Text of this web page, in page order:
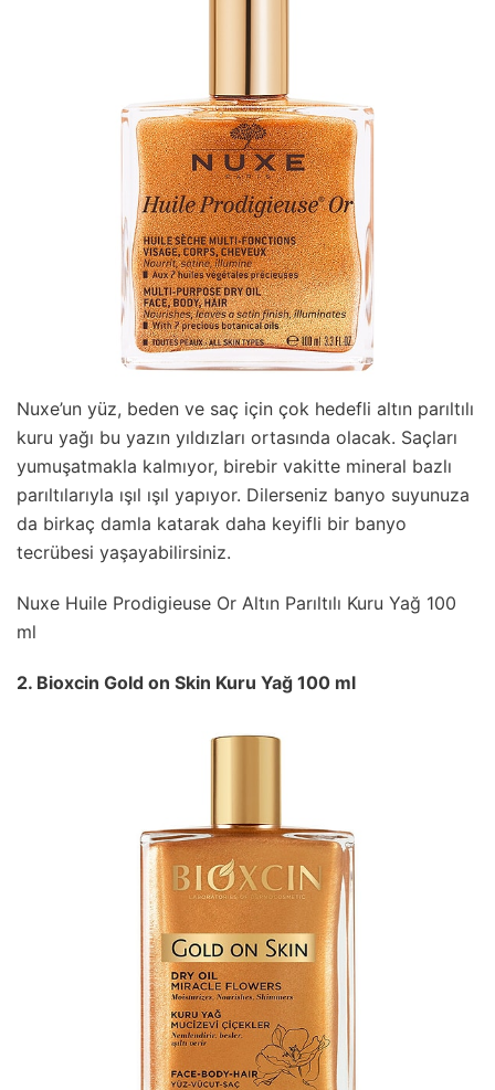
Nuxe’un yüz, beden ve saç için çok hedefli altın parıltılı
kuru yağı bu yazın yıldızları ortasında olacak. Saçları
yumuşatmakla kalmıyor, birebir vakitte mineral bazlı
parıltılarıyla ışıl ışıl yapıyor. Dilerseniz banyo suyunuza
da birkaç damla katarak daha keyifli bir banyo
tecrübesi yaşayabilirsiniz.
Nuxe Huile Prodigieuse Or Altın Parıltılı Kuru Yağ 100
ml
2. Bioxcin Gold on Skin Kuru Yağ 100 ml